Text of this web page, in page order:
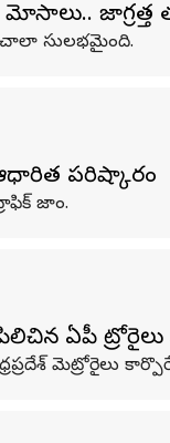
జాగ్రత్త
చాలా సులభమైంది.
పరిష్కారం
జాం.
ఏపీ
మెట్రోరైలు